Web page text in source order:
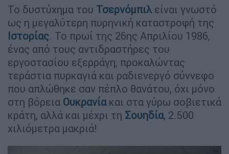
Το δυστύχημα του Τσερνόμπιλ είναι γνωστό
ως η μεγαλύτερη πυρηνική καταστροφή της
Ιστορίας. Το πρωί της 26ης Απριλίου 1986,
ένας από τους αντιδραστήρες του
εργοστασίου εξερράγη, προκαλώντας
τεράστια πυρκαγιά και ραδιενεργό σύννεφο
που απλώθηκε σαν πέπλο θανάτου, όχι μόνο
στη βόρεια Ουκρανία και στα γύρω σοβιετικά
κράτη, αλλά και μέχρι τη Σουηδία, 2.500
χιλιόμετρα μακριά!